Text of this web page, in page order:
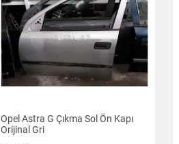
Opel Astra G Çıkma Sol Ön Kapı
Orijinal Gri